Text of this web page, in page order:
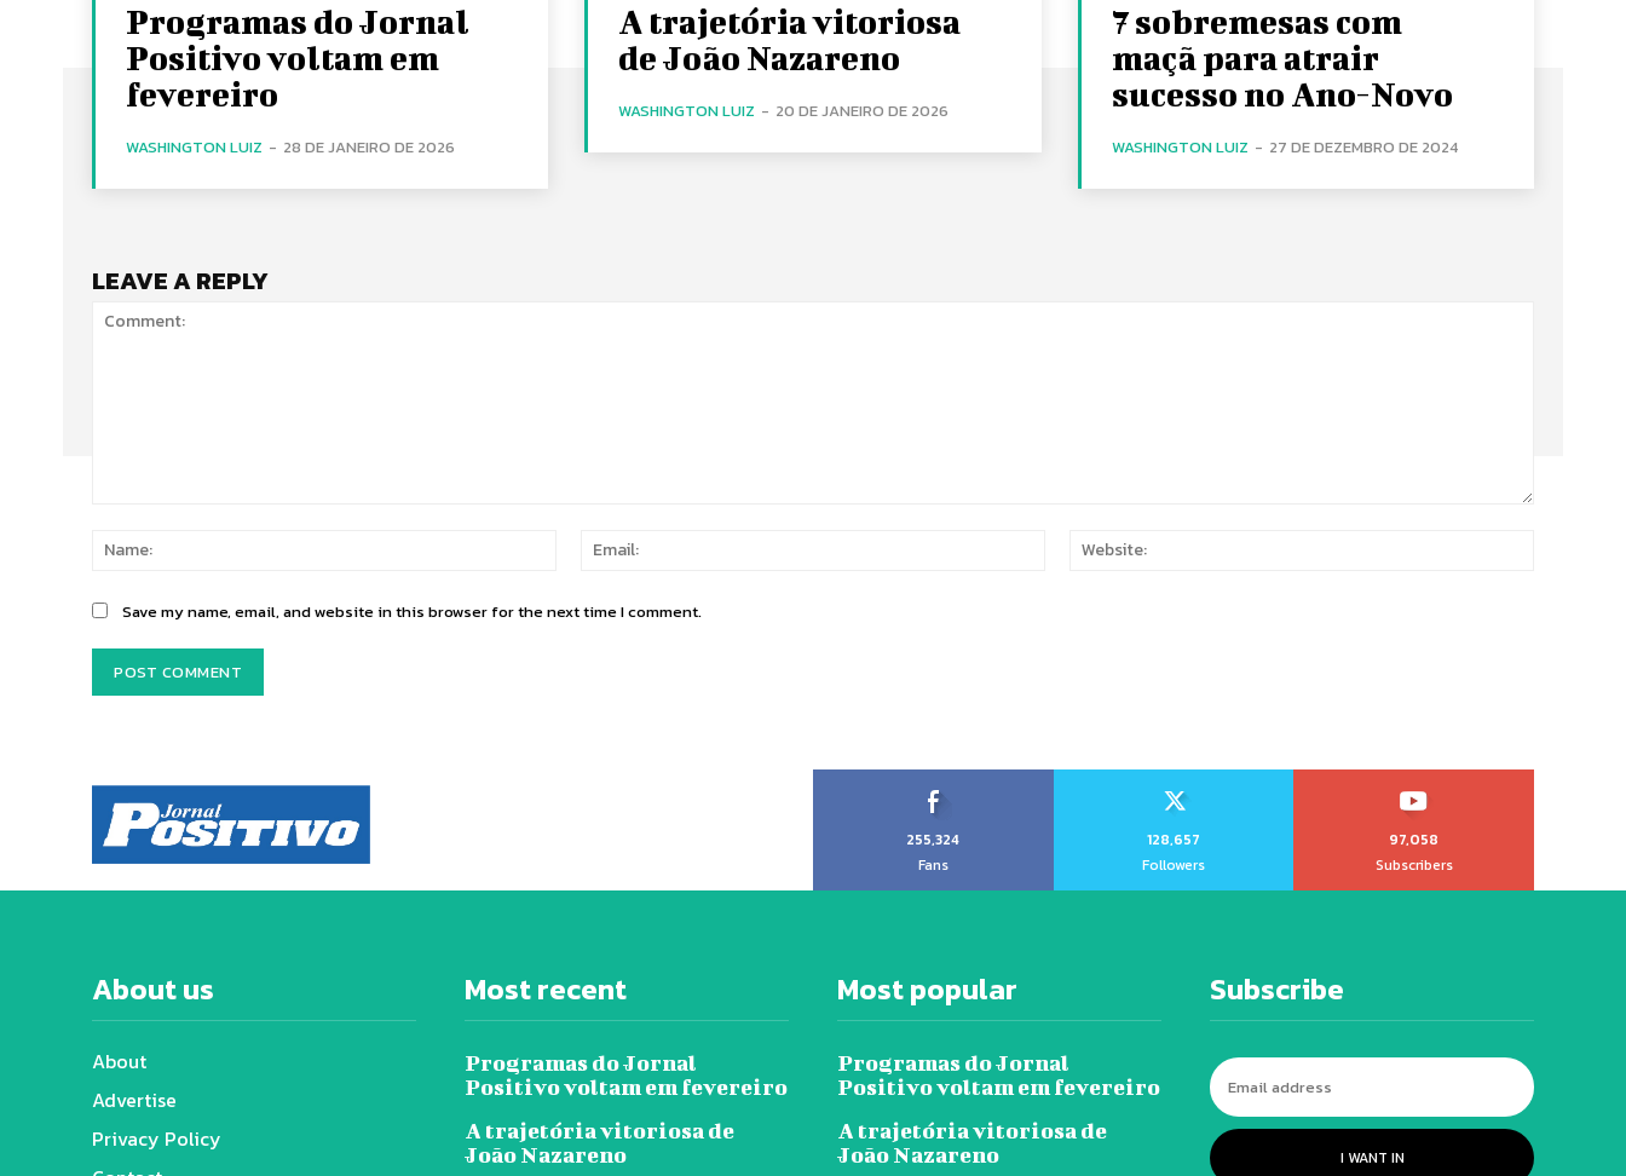
Programas do Jornal
Positivo voltam em
fevereiro
WASHINGTON LUIZ - 28 DE JANEIRO DE 2026
A trajetória vitoriosa
de João Nazareno
WASHINGTON LUIZ - 20 DE JANEIRO DE 2026
7 sobremesas com
maçã para atrair
sucesso no Ano-Novo
WASHINGTON LUIZ - 27 DE DEZEMBRO DE 2024
LEAVE A REPLY
Name:
Email:
Save my name, email, and website in this browser for the next time I comment.
255,324
Fans
128,657
Followers
97,058
Subscribers
About us
About
Advertise
Privacy Policy
Most recent
Programas do Jornal
Positivo voltam em fevereiro
A trajetória vitoriosa de
João Nazareno
Most popular
Programas do Jornal
Positivo voltam em fevereiro
A trajetória vitoriosa de
João Nazareno
Subscribe
I WANT IN